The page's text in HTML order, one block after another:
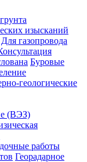
изысканий
Для газопровода
Буровые
геологические
(ВЭЗ)
работы
Георадарное